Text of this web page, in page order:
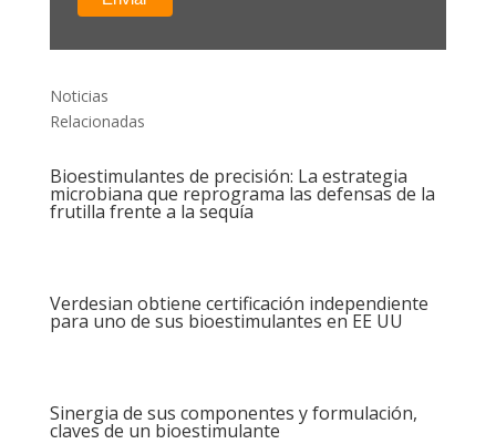
Noticias
Relacionadas
Bioestimulantes de precisión: La estrategia
microbiana que reprograma las defensas de la
frutilla frente a la sequía
Verdesian obtiene certificación independiente
para uno de sus bioestimulantes en EE UU
Sinergia de sus componentes y formulación,
claves de un bioestimulante